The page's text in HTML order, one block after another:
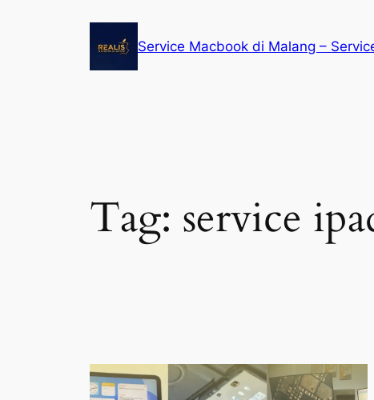
Service Macbook di Malang –
Tag: service